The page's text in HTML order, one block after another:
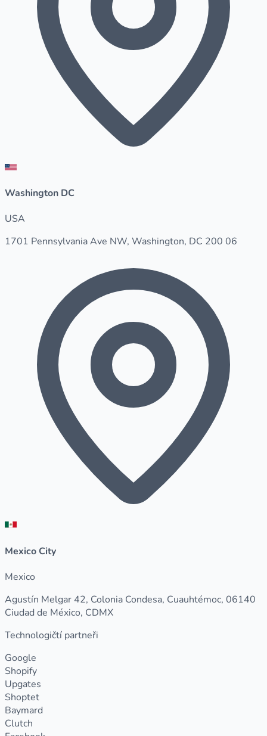
Washington DC
USA
1701 Pennsylvania Ave NW, Washington, DC 200 06
Mexico City
Mexico
Agustín Melgar 42, Colonia Condesa, Cuauhtémoc, 06140
Ciudad de México, CDMX
Technologičtí partneři
Google
Shopify
Upgates
Shoptet
Baymard
Clutch